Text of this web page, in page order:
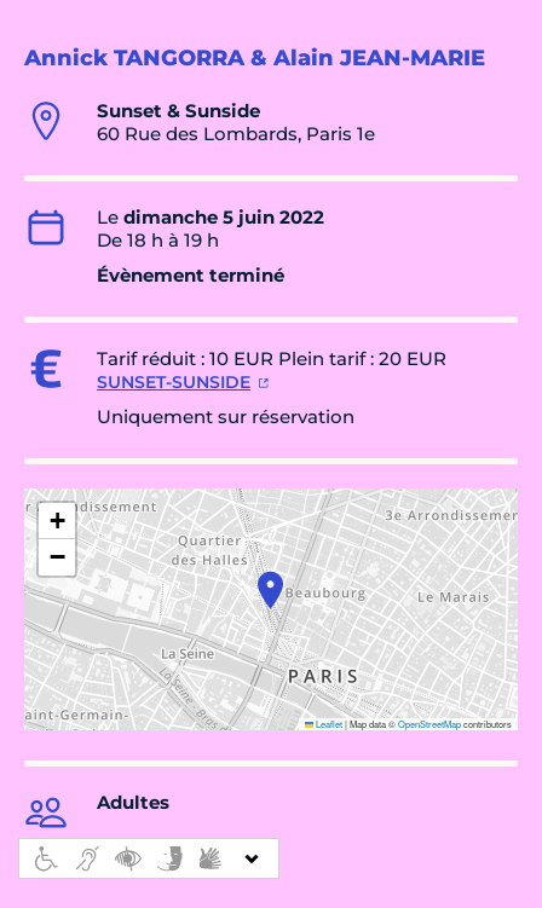
Annick TANGORRA & Alain JEAN-MARIE
Sunset & Sunside
60 Rue des Lombards, Paris 1e
Le dimanche 5 juin 2022
De 18 h à 19 h
Évènement terminé
Tarif réduit : 10 EUR Plein tarif : 20 EUR
SUNSET-SUNSIDE
Uniquement sur réservation
+
−
Leaflet|Map data ©OpenStreetMapcontributors
Adultes